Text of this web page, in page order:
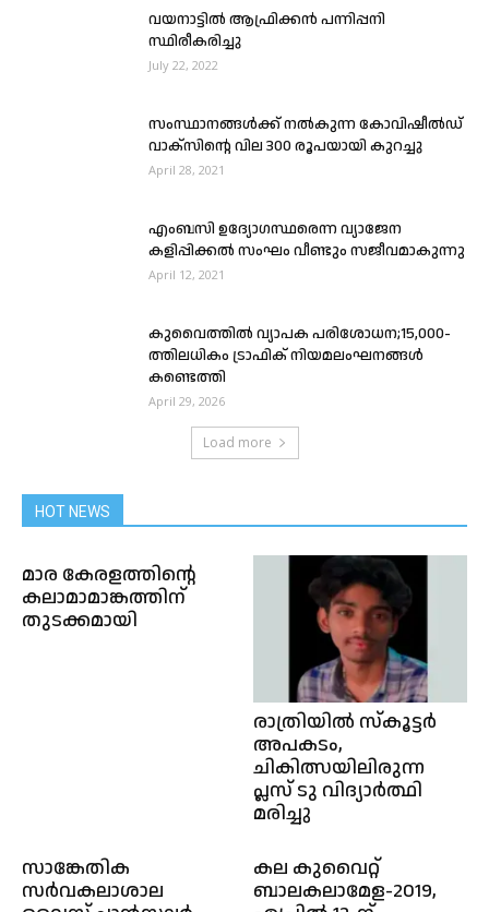
വയനാട്ടിൽ ആഫ്രിക്കൻ പന്നിപ്പനി
സ്ഥിരീകരിച്ചു
July 22, 2022
സംസ്ഥാനങ്ങൾക്ക് നൽകുന്ന കോവിഷീൽഡ്
വാക്സിൻ്റെ വില 300 രൂപയായി കുറച്ചു
April 28, 2021
എംബസി ഉദ്യോഗസ്ഥരെന്ന വ്യാജേന
കളിപ്പിക്കൽ സംഘം വീണ്ടും സജീവമാകുന്നു
April 12, 2021
കുവൈത്തിൽ വ്യാപക പരിശോധന;15,000-
ത്തിലധികം ട്രാഫിക് നിയമലംഘനങ്ങൾ
കണ്ടെത്തി
April 29, 2026
Load more
HOT NEWS
മാര കേരളത്തിന്റെ
കലാമാമാങ്കത്തിന്‌
തുടക്കമായി
രാത്രിയിൽ സ്കൂട്ടർ
അപകടം,
ചികിത്സയിലിരുന്ന
പ്ലസ് ടു വിദ്യാർത്ഥി
മരിച്ചു
സാങ്കേതിക
സർവകലാശാല
കല കുവൈറ്റ്
ബാലകലാമേള-2019,